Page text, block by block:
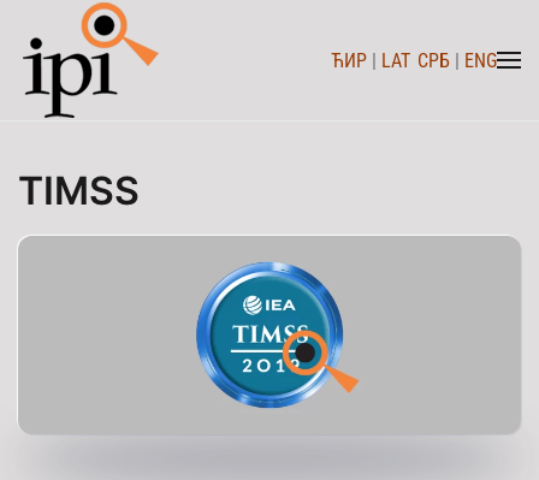
Skip to main content ЋИР | LAT СРБ | ENG
TIMSS